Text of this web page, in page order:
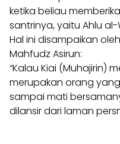
ketika beliau
santrinya, yaitu Ahlu
Hal ini disampaikan
Mahfudz Asirun:
“Kalau Kiai (Muhajirin)
merupakan orang
sampai mati
dilansir dari laman